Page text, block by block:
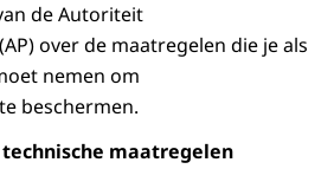
de Autoriteit
over de maatregelen die je als
nemen om
beschermen.
maatregelen